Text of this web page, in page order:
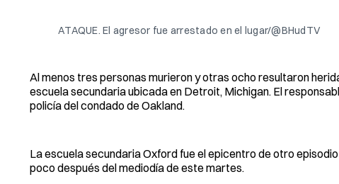
ATAQUE. El agresor fue arrestado en el lugar/@BHudTV
Al menos tres personas murieron y otras ocho resultaron
escuela secundaria ubicada en Detroit, Michigan. El
policía del condado de Oakland.
La escuela secundaria Oxford fue el epicentro de otro
poco después del mediodía de este martes.